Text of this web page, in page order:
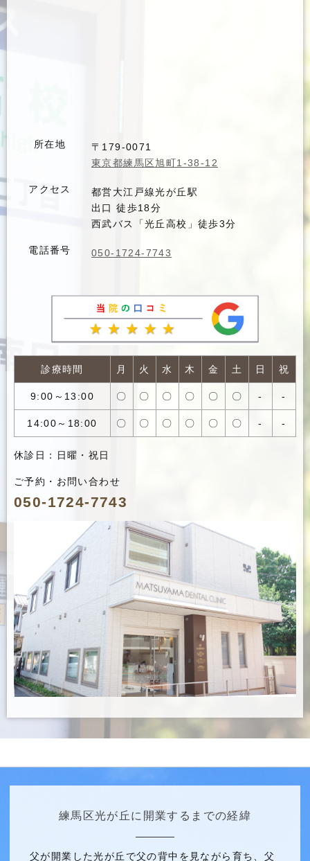
所在地
〒179-0071
東京都練馬区旭町1-38-12
アクセス
都営大江戸線光が丘駅
出口 徒歩18分
西武バス「光丘高校」徒歩3分
電話番号 050-1724-7743
診療時間 月 火 水 木 金 土 日 祝
9:00～13:00 〇 〇 〇 〇 〇 〇 - -
14:00～18:00 〇 〇 〇 〇 〇 〇 - -
休診日：日曜・祝日
ご予約・お問い合わせ
050-1724-7743
練馬区光が丘に開業するまでの経緯
父が開業した光が丘で父の背中を見ながら育ち、父